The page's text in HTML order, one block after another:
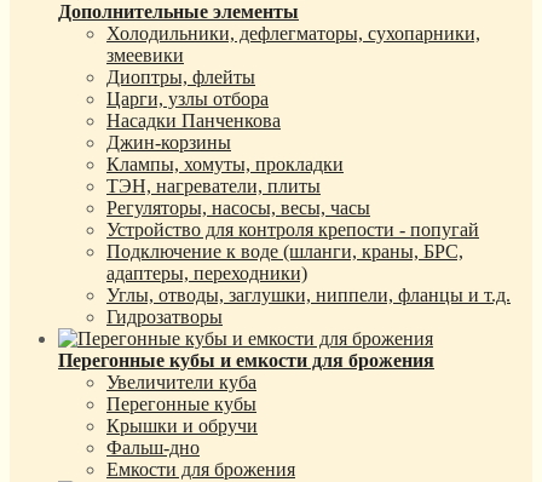
Дополнительные элементы
Холодильники, дефлегматоры, сухопарники,
змеевики
Диоптры, флейты
Царги, узлы отбора
Насадки Панченкова
Джин-корзины
Клампы, хомуты, прокладки
ТЭН, нагреватели, плиты
Регуляторы, насосы, весы, часы
Устройство для контроля крепости - попугай
Подключение к воде (шланги, краны, БРС,
адаптеры, переходники)
Углы, отводы, заглушки, ниппели, фланцы и т.д.
Гидрозатворы
Перегонные кубы и емкости для брожения
Увеличители куба
Перегонные кубы
Крышки и обручи
Фальш-дно
Емкости для брожения